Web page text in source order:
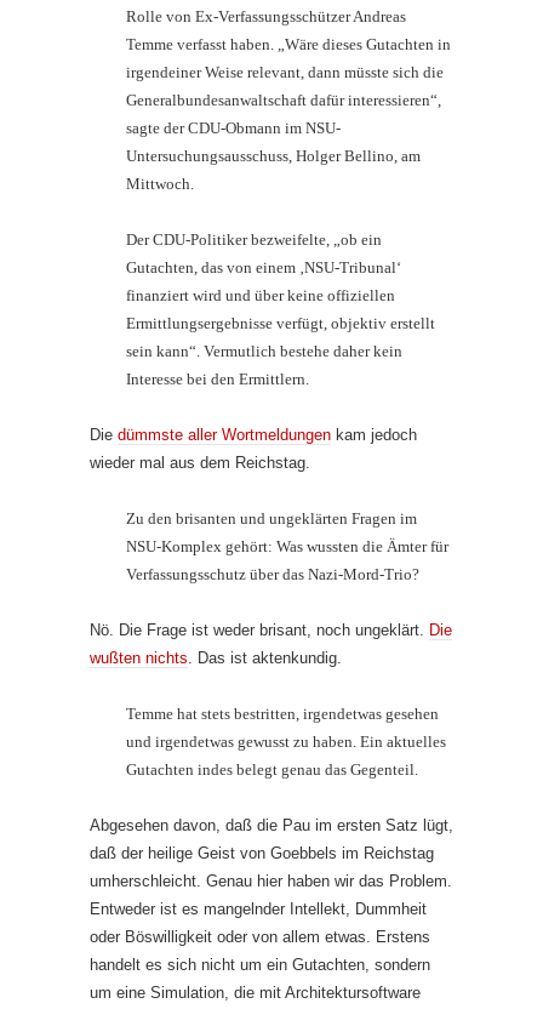
Rolle von Ex-Verfassungsschützer Andreas
Temme verfasst haben. „Wäre dieses Gutachten in
irgendeiner Weise relevant, dann müsste sich die
Generalbundesanwaltschaft dafür interessieren“,
sagte der CDU-Obmann im NSU-
Untersuchungsausschuss, Holger Bellino, am
Mittwoch.
Der CDU-Politiker bezweifelte, „ob ein
Gutachten, das von einem ‚NSU-Tribunal‘
finanziert wird und über keine offiziellen
Ermittlungsergebnisse verfügt, objektiv erstellt
sein kann“. Vermutlich bestehe daher kein
Interesse bei den Ermittlern.
Die dümmste aller Wortmeldungen kam jedoch
wieder mal aus dem Reichstag.
Zu den brisanten und ungeklärten Fragen im
NSU-Komplex gehört: Was wussten die Ämter für
Verfassungsschutz über das Nazi-Mord-Trio?
Nö. Die Frage ist weder brisant, noch ungeklärt. Die
wußten nichts . Das ist aktenkundig.
Temme hat stets bestritten, irgendetwas gesehen
und irgendetwas gewusst zu haben. Ein aktuelles
Gutachten indes belegt genau das Gegenteil.
Abgesehen davon, daß die Pau im ersten Satz lügt,
daß der heilige Geist von Goebbels im Reichstag
umherschleicht. Genau hier haben wir das Problem.
Entweder ist es mangelnder Intellekt, Dummheit
oder Böswilligkeit oder von allem etwas. Erstens
handelt es sich nicht um ein Gutachten, sondern
um eine Simulation, die mit Architektursoftware